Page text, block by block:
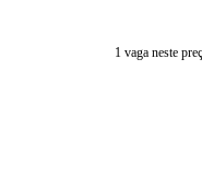
1 vaga neste